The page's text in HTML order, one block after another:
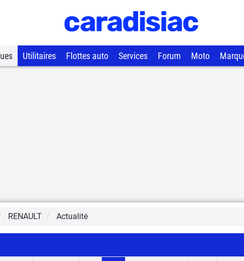
Utilitaires Flottes auto Services Forum Moto
RENAULT Actualité